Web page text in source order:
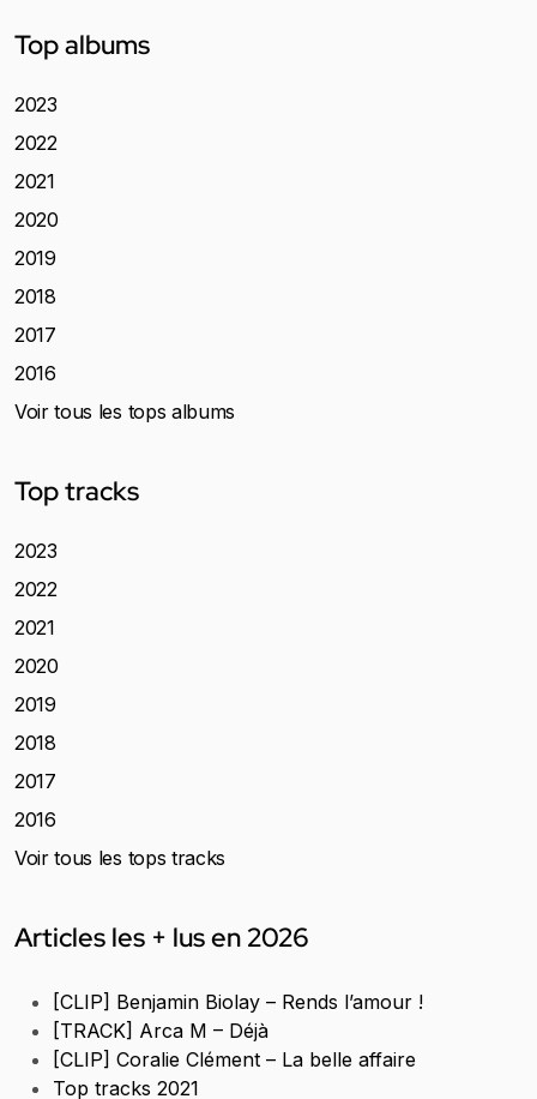
Top albums
2023
2022
2021
2020
2019
2018
2017
2016
Voir tous les tops albums
Top tracks
2023
2022
2021
2020
2019
2018
2017
2016
Voir tous les tops tracks
Articles les + lus en 2026
[CLIP] Benjamin Biolay – Rends l’amour !
[TRACK] Arca M – Déjà
[CLIP] Coralie Clément – La belle affaire
Top tracks 2021